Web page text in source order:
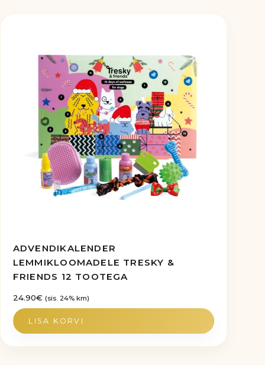
ADVENDIKALENDER
LEMMIKLOOMADELE TRESKY &
FRIENDS 12 TOOTEGA
24.90€ (sis. 24% km)
LISA KORVI